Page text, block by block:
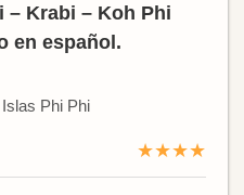
– Krabi – Koh Phi
en español.
Phi Phi
★★★★